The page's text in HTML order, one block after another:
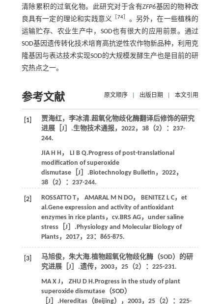
清除累积的过氧化物。此研究对于含有ZFP6基因的物种改
良具有一定的理论和实践意义 ［74
。另外，在一些植株的
运输贮存、农业生产中，SOD也有很大的应用前景。通过
SOD基因遗传转化技术培育高抗逆性农作物新品种，利用克
隆基因与表达技术实现SOD的大规模发酵生产也是目前的研
究热点之一。
参考文献 原文顺序 出版日期 本文引用
[1]
贾海红，李冰清.超氧化物歧化酶翻译后修饰的研究
进展［J］.生物技术通报， 2022， 38（2）：237-
244.
JIA H H ， LI B Q.Progress of post-translational
modification of superoxide
dismutase［J］.Biotechnology Bulletin ， 2022，
38（2）：237-244.
[2] ROSSATTO T， AMARAL M N DO， BENITEZ L C， et
al.Gene expression and activity of antioxidant
enzymes in rice plants，cv.BRS AG，under saline
stress［J］.Physiology and Molecular Biology of
Plants， 2017， 23：865-875.
[3]
马旭俊，朱大海.植物超氧化物歧化酶（SOD）的研
究进展［J］.遗传， 2003， 25（2）：225-231.
MA X J ， ZHU D H.Progress in the study of plant
superoxide dismutase（SOD）
［J］.Hereditas（Beijing） ， 2003， 25（2）：225-